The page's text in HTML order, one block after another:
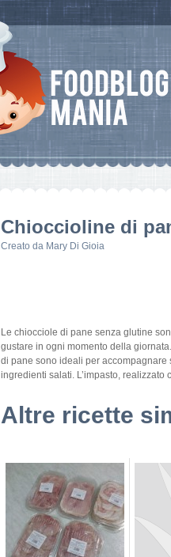
Chioccioline di
Creato da Mary Di Gioia
Le chiocciole di pane senza glutine
gustare in ogni momento della
di pane sono ideali per accompagnare
ingredienti salati. L’impasto, realizzato
Altre ricette